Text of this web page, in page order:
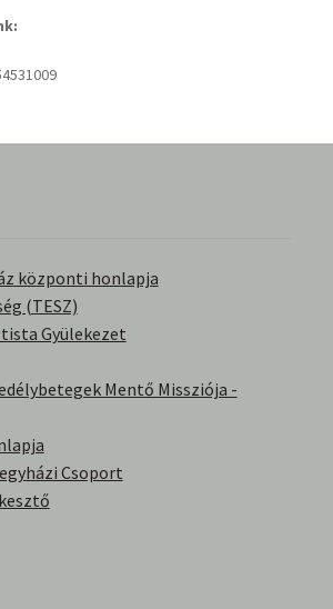
with Granville Pillar
központi honlapja
(TESZ)
Gyülekezet
Mentő Missziója -
Csoport